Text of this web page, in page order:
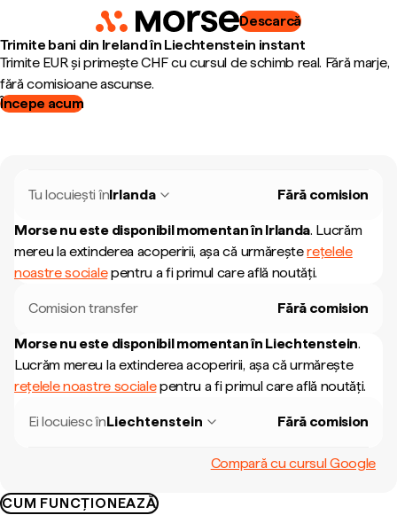
Descarcă
Trimite bani din Ireland în Liechtenstein instant
Trimite EUR și primește CHF cu cursul de schimb real. Fără marje,
fără comisioane ascunse.
Începe acum
Tu locuiești înIrlanda Fără comision
Morse nu este disponibil momentan în Irlanda. Lucrăm
mereu la extinderea acoperirii, așa că urmăreșterețelele
noastre socialepentru a fi primul care află noutăți.
Comision transfer Fără comision
Morse nu este disponibil momentan în Liechtenstein.
Lucrăm mereu la extinderea acoperirii, așa că urmărește
rețelele noastre socialepentru a fi primul care află noutăți.
Ei locuiesc înLiechtenstein Fără comision
Compară cu cursul Google
CUM FUNCȚIONEAZĂ